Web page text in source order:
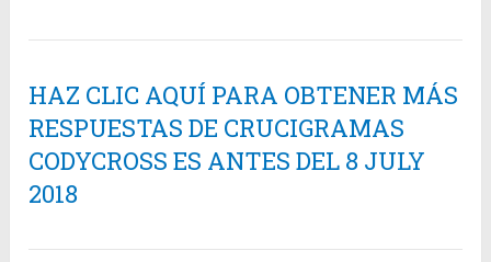
HAZ CLIC AQUÍ PARA OBTENER MÁS
RESPUESTAS DE CRUCIGRAMAS
CODYCROSS ES ANTES DEL 8 JULY
2018